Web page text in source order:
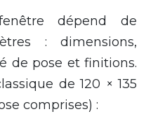
dépend de
: dimensions,
de pose et finitions.
de 120 × 135
comprises) :